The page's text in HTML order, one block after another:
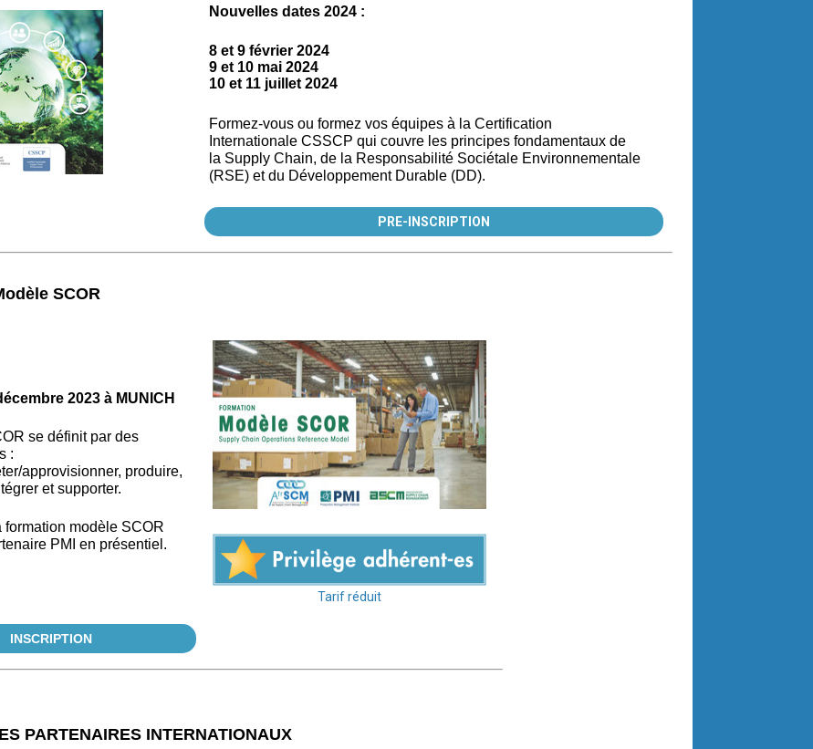
Nouvelles dates 2024 :
8 et 9 février 2024
9 et 10 mai 2024
10 et 11 juillet 2024
Formez-vous ou formez vos équipes à la Certification
Internationale CSSCP qui couvre les principes fondamentaux de
la Supply Chain, de la Responsabilité Sociétale Environnementale
(RSE) et du Développement Durable (DD).
PRE-INSCRIPTION
SCOR
2023 à MUNICH
se définit par des
:
approvisionner, produire,
et supporter.
formation modèle SCOR
PMI en présentiel.
Tarif réduit
INSCRIPTION
PARTENAIRES INTERNATIONAUX